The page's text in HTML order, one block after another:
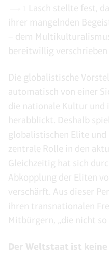
Lasch stellte fest,
ihrer mangelnden
– dem
bereitwillig verschrieben
Die globalistische
automatisch von einer
die nationale Kultur
herabblickt. Deshalb
globalistischen Elite
zentrale Rolle in den
Gleichzeitig hat sich
Abkopplung der Eliten
verschärft. Aus dieser
ihren transnationalen
Mitbürgern, „die nicht so
Der Weltstaat ist